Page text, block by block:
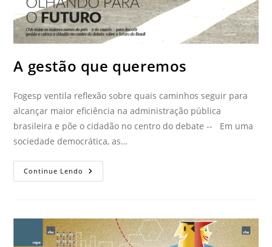
A gestão que queremos
Fogesp ventila reflexão sobre quais caminhos seguir para
alcançar maior eficiência na administração pública
brasileira e põe o cidadão no centro do debate -- Em uma
sociedade democrática, as…
Continue Lendo